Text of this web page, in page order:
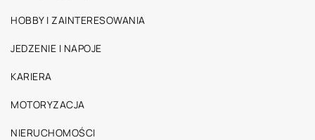
HOBBY I ZAINTERESOWANIA
JEDZENIE I NAPOJE
KARIERA
MOTORYZACJA
NIERUCHOMOŚCI